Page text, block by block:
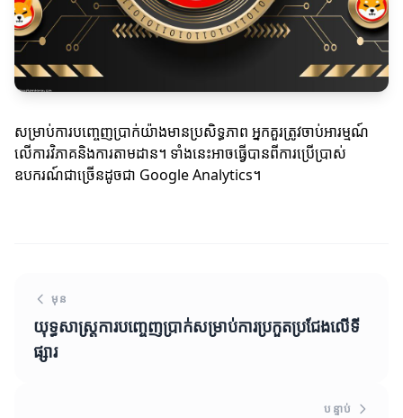
សម្រាប់ការបញ្ចេញប្រាក់យ៉ាងមានប្រសិទ្ធភាព អ្នកគួរត្រូវចាប់អារម្មណ៍
លើការវិភាគនិងការតាមដាន។ ទាំងនេះអាចធ្វើបានពីការប្រើប្រាស់
ឧបករណ៍ជាច្រើនដូចជា Google Analytics។
មុន
យុទ្ធសាស្ត្រការបញ្ចេញប្រាក់សម្រាប់ការប្រកួតប្រជែងលើទី
ផ្សារ
បន្ទាប់